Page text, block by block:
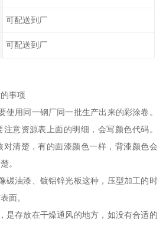
可配送到厂
可配送到厂
事项
使用同一钢厂同一批生产出来的彩涂卷。
意资源表上面的明细，会写颜色代码。
清楚，有的面漆颜色一样，背漆颜色会
。
碳油漆、镀铝锌光板这种，压型加工的时
面。
是存放在干燥通风的地方，如没有合适的